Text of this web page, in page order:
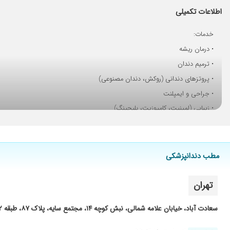
من کار انجام دادم پیششون واقعا خیلی خوب بو
ایمپلنت گذاشتم عاااااالی بود
من پیش دکتر رومزی ایمپلنت گذاشتم قبلش خیلی از جراحی
من پیش آقای دکتر هم عصب کشی و روکش هم ترمیم و جرمگیری
برای ترمیمی دندان هایم مراجعه کردم و بسیار از کارشون راضی
من جراحی ایمپلنت انجام دادم. واقعا ذره ای درد حین و بعد جراحی
اطلاعات تکمیلی
خدمات:
• درمان ریشه
• ترمیم دندان
• پروتزهای دندانی (روکش، دندان مصنوعی)
• جراحی و ایمپلنت
• زیبایی (لمینیت، کامپوزیت، بلیچینگ)
مطب دندانپزشکی
تهران
سعادت آباد، خیابان علامه شمالی، نبش کوچه ۱۴، مجتمع سایه، پلاک ۸۷، طبقه ۲، واحد ۹